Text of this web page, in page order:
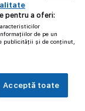
pentru a oferi:
de pe un
publicității și de conținut,
Acceptă toate